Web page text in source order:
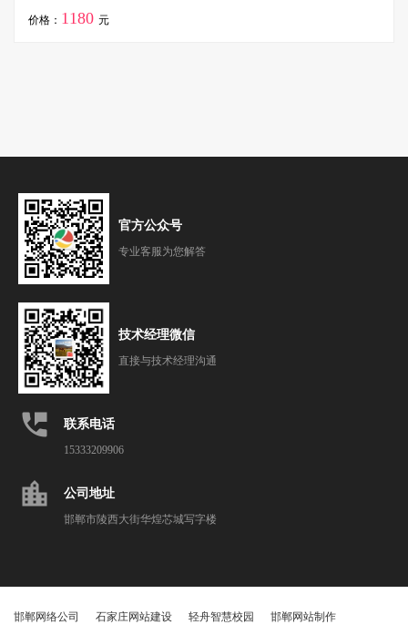
价格： 1180 元
官方公众号
专业客服为您解答
技术经理微信
直接与技术经理沟通
perm_phone_msg 联系电话
15333209906
location_city 公司地址
邯郸市陵西大街华煌芯城写字楼
邯郸网络公司 石家庄网站建设 轻舟智慧校园 邯郸网站制作